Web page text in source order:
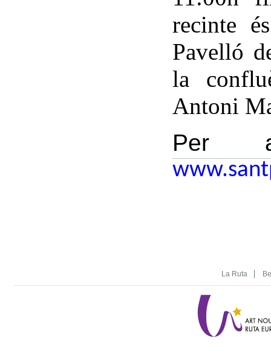
recinte
Pavelló
la
Antoni
Per
La Ruta